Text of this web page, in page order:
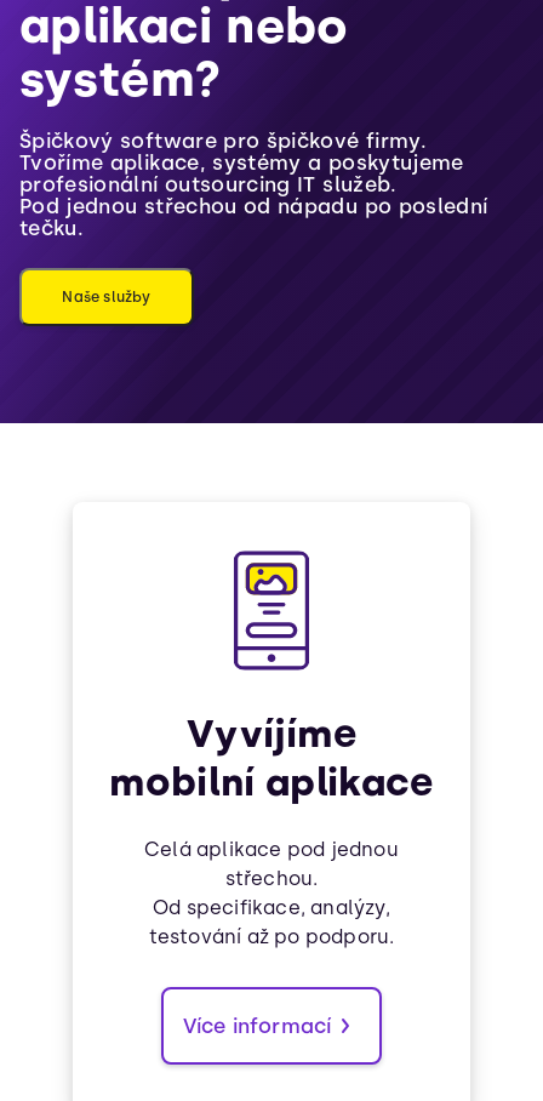
aplikaci nebo
systém?
Špičkový software pro špičkové firmy.
Tvoříme aplikace, systémy a poskytujeme
profesionální outsourcing IT služeb.
Pod jednou střechou od nápadu po poslední
tečku.
Naše služby
Vyvíjíme
mobilní aplikace
Celá aplikace pod jednou
střechou.
Od specifikace, analýzy,
testování až po podporu.
Více informací